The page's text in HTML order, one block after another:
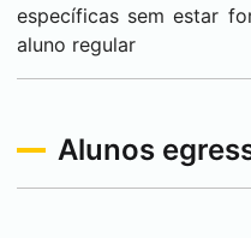
específicas sem estar
aluno regular
Alunos